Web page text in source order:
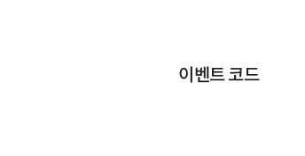
이벤트 코드